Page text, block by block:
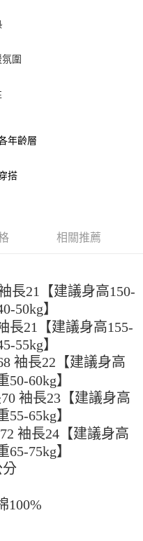
期」於每月結算日後寄送繳費提
碼／台灣大直營門市／銀行轉
費。
（以下簡稱本公司）所提供，讓
務，並由商店將買賣／分期付款
司帳單繳交帳款。
約關係目的，商店將以您的個人
大哥大進項蒐集、處理及利用，
確認、核對及更正。
oppay.tw/userRule
」的支付方式。 讓您購物簡單
，將跳轉至「AFTEE先享後付」
可完成結帳。
訊。
訊中的連結，可透過四大超商／
視為交易完成。
，但若您需要取消訂單，請聯絡
仍視為有效，需透過AFTEE先享
結帳頁面顯示為準，若有關於
疑問，請聯繫「AFTEE先享後付
support/home
，並將交易相關給付款項請求債
費
費
圍
年齡層
搭
相關推薦
長21【建議身高150-
50kg】
長21【建議身高155-
55kg】
袖長22【建議身高
50-60kg】
袖長23【建議身高
55-65kg】
袖長24【建議身高
65-75kg】
分
100%